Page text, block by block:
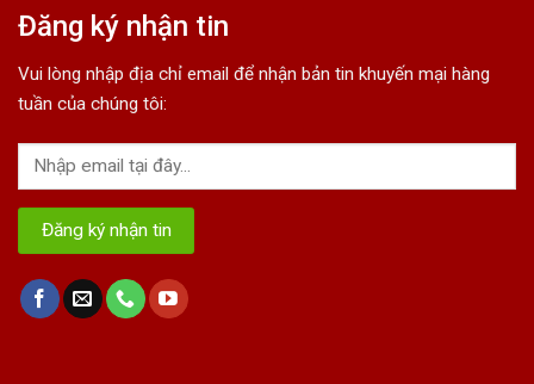
Đăng ký nhận tin
Vui lòng nhập địa chỉ email để nhận bản tin khuyến mại hàng
tuần của chúng tôi: